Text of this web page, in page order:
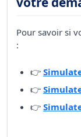
Pour savoir si
:
👉
👉
👉